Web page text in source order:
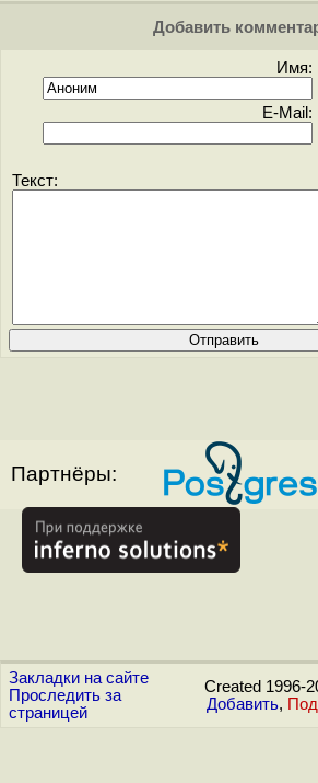
Добавить
Имя:
E-Mail:
Текст:
Партнёры:
Закладки на сайте
Проследить за
страницей
Created 1996-
Добавить,